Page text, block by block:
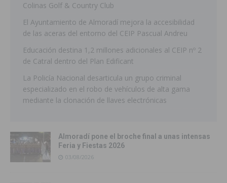
Colinas Golf & Country Club
El Ayuntamiento de Almoradí mejora la accesibilidad
de las aceras del entorno del CEIP Pascual Andreu
Educación destina 1,2 millones adicionales al CEIP nº 2
de Catral dentro del Plan Edificant
La Policía Nacional desarticula un grupo criminal
especializado en el robo de vehículos de alta gama
mediante la clonación de llaves electrónicas
Almoradí pone el broche final a unas intensas
Feria y Fiestas 2026
03/08/2026